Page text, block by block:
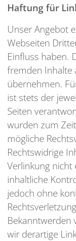
Haftung für
Unser Angebot
Webseiten
Einfluss haben.
fremden Inhalte
übernehmen.
ist stets der
Seiten
wurden zum
mögliche
Rechtswidrige
Verlinkung
inhaltliche
jedoch ohne
Bekanntwerden
wir derartige